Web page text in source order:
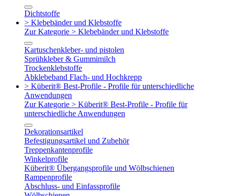
Dichtstoffe
> Klebebänder und Klebstoffe
Zur Kategorie > Klebebänder und Klebstoffe
Kartuschenkleber- und pistolen
Sprühkleber & Gummimilch
Trockenklebstoffe
Abklebeband Flach- und Hochkrepp
> Küberit® Best-Profile - Profile für unterschiedliche
Anwendungen
Zur Kategorie > Küberit® Best-Profile - Profile für
unterschiedliche Anwendungen
Dekorationsartikel
Befestigungsartikel und Zubehör
Treppenkantenprofile
Winkelprofile
Küberit® Übergangsprofile und Wölbschienen
Rampenprofile
Abschluss- und Einfassprofile